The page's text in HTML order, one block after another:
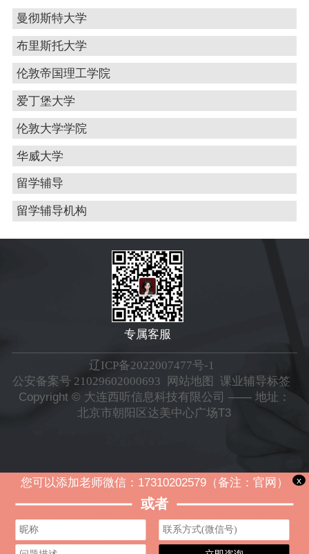
曼彻斯特大学
布里斯托大学
伦敦帝国理工学院
爱丁堡大学
伦敦大学学院
华威大学
留学辅导
留学辅导机构
您可以添加老师微信：17310202579（备注：官网）
或者
x
专属客服
辽ICP备2022007477号-1
公安备案号 21029602000693
网站地图
课业辅导标签
Copyright © 大连西听信息科技有限公司 —— 地址：
北京市朝阳区达美中心广场T3